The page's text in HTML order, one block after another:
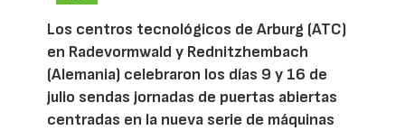
Los centros tecnológicos de Arburg (ATC)
en Radevormwald y Rednitzhembach
(Alemania) celebraron los días 9 y 16 de
julio sendas jornadas de puertas abiertas
centradas en la nueva serie de máquinas